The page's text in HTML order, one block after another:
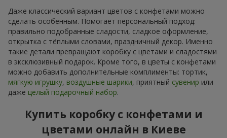
Даже классический вариант цветов с конфетами можно
сделать особенным. Помогает персональный подход:
правильно подобранные сладости, сладкое оформление,
открытка с тёплыми словами, праздничный декор. Именно
такие детали превращают коробку с цветами и сладостями
в эксклюзивный подарок. Кроме того, в цветы с конфетами
можно добавить дополнительные комплименты: тортик,
мягкую игрушку, воздушные шарики, приятный сувенир или
даже целый подарочный набор.
Купить коробку с конфетами и
цветами онлайн в Киеве